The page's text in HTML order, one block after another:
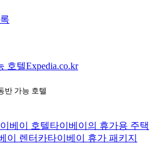
호텔Expedia.co.kr
반 가능 호텔
베이 호텔타이베이의 휴가용 주택
이 렌터카타이베이 휴가 패키지